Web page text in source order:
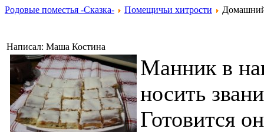
Родовые поместья -Сказка- Помещичьи хитрости
Написал: Маша Костина
Манник в
носить
Готовится